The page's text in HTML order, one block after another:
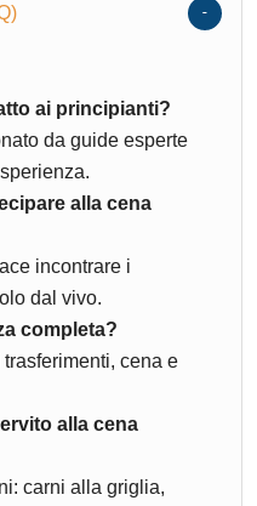
ai principianti?
da guide esperte
alla cena
incontrare i
dal vivo.
completa?
trasferimenti, cena e
alla cena
carni alla griglia,